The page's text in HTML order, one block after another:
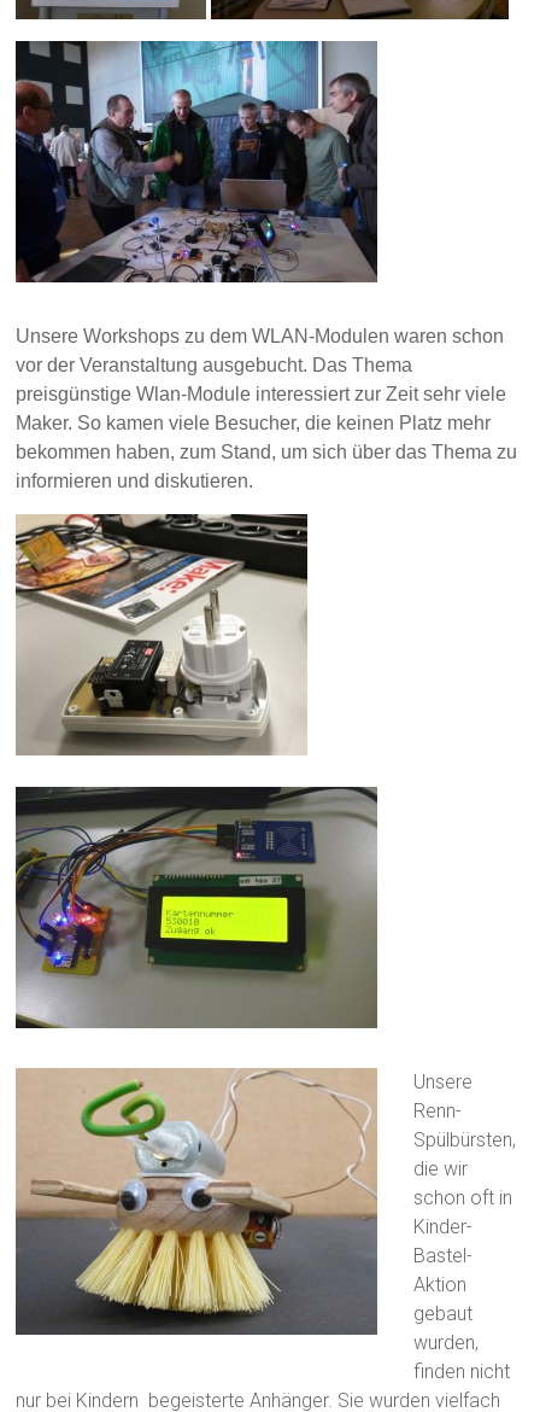
Unsere Workshops zu dem WLAN-Modulen waren schon
vor der Veranstaltung ausgebucht. Das Thema
preisgünstige Wlan-Module interessiert zur Zeit sehr viele
Maker. So kamen viele Besucher, die keinen Platz mehr
bekommen haben, zum Stand, um sich über das Thema zu
informieren und diskutieren.
Unsere
Renn-
Spülbürsten,
die wir
schon oft in
Kinder-
Bastel-
Aktion
gebaut
wurden,
finden nicht
nur bei Kindern begeisterte Anhänger. Sie wurden vielfach